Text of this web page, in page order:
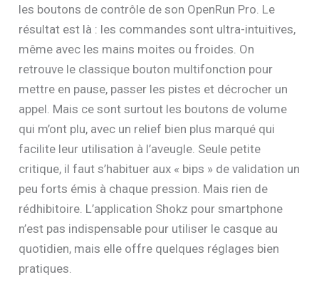
les boutons de contrôle de son OpenRun Pro. Le
résultat est là : les commandes sont ultra-intuitives,
même avec les mains moites ou froides. On
retrouve le classique bouton multifonction pour
mettre en pause, passer les pistes et décrocher un
appel. Mais ce sont surtout les boutons de volume
qui m’ont plu, avec un relief bien plus marqué qui
facilite leur utilisation à l’aveugle. Seule petite
critique, il faut s’habituer aux « bips » de validation un
peu forts émis à chaque pression. Mais rien de
rédhibitoire. L’application Shokz pour smartphone
n’est pas indispensable pour utiliser le casque au
quotidien, mais elle offre quelques réglages bien
pratiques.